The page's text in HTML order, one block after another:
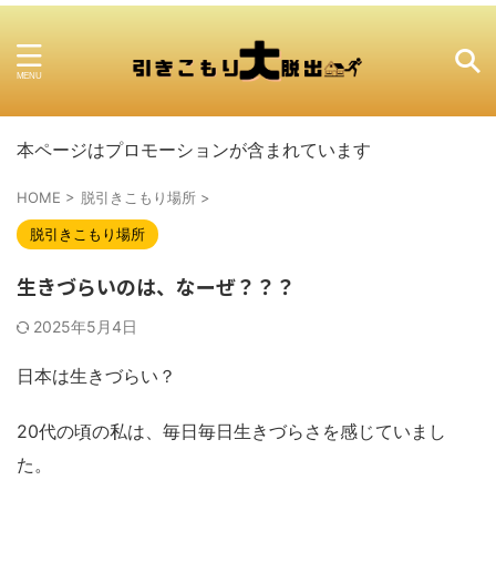
本ページはプロモーションが含まれています
HOME > 脱引きこもり場所 >
脱引きこもり場所
生きづらいのは、なーぜ？？？
2025年5月4日
日本は生きづらい？
20代の頃の私は、毎日毎日生きづらさを感じていまし
た。